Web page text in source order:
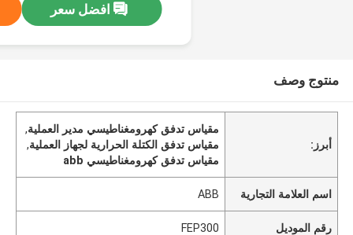
افضل سعر
منتوج وصف
أبرز:
مقياس تدفق كهرومغناطيسي مدير العملية,
مقياس تدفق الكتلة الحرارية لجهاز العملية,
مقياس تدفق كهرومغناطيسي abb
اسم العلامة التجارية ABB
رقم الموديل FEP300